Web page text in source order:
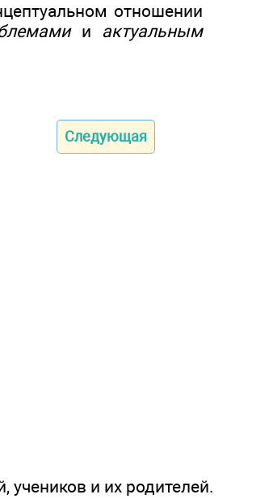
отношении
и актуальным
Следующая
учеников и их родителей.